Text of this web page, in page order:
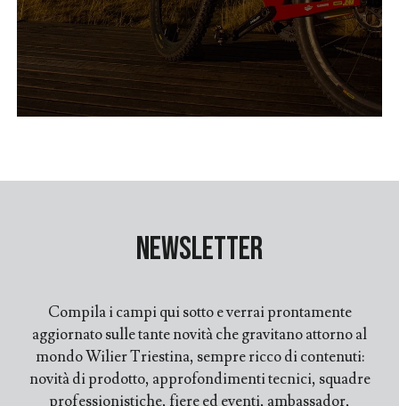
Newsletter
Compila i campi qui sotto e verrai prontamente
aggiornato sulle tante novità che gravitano attorno al
mondo Wilier Triestina, sempre ricco di contenuti:
novità di prodotto, approfondimenti tecnici, squadre
professionistiche, fiere ed eventi, ambassador,